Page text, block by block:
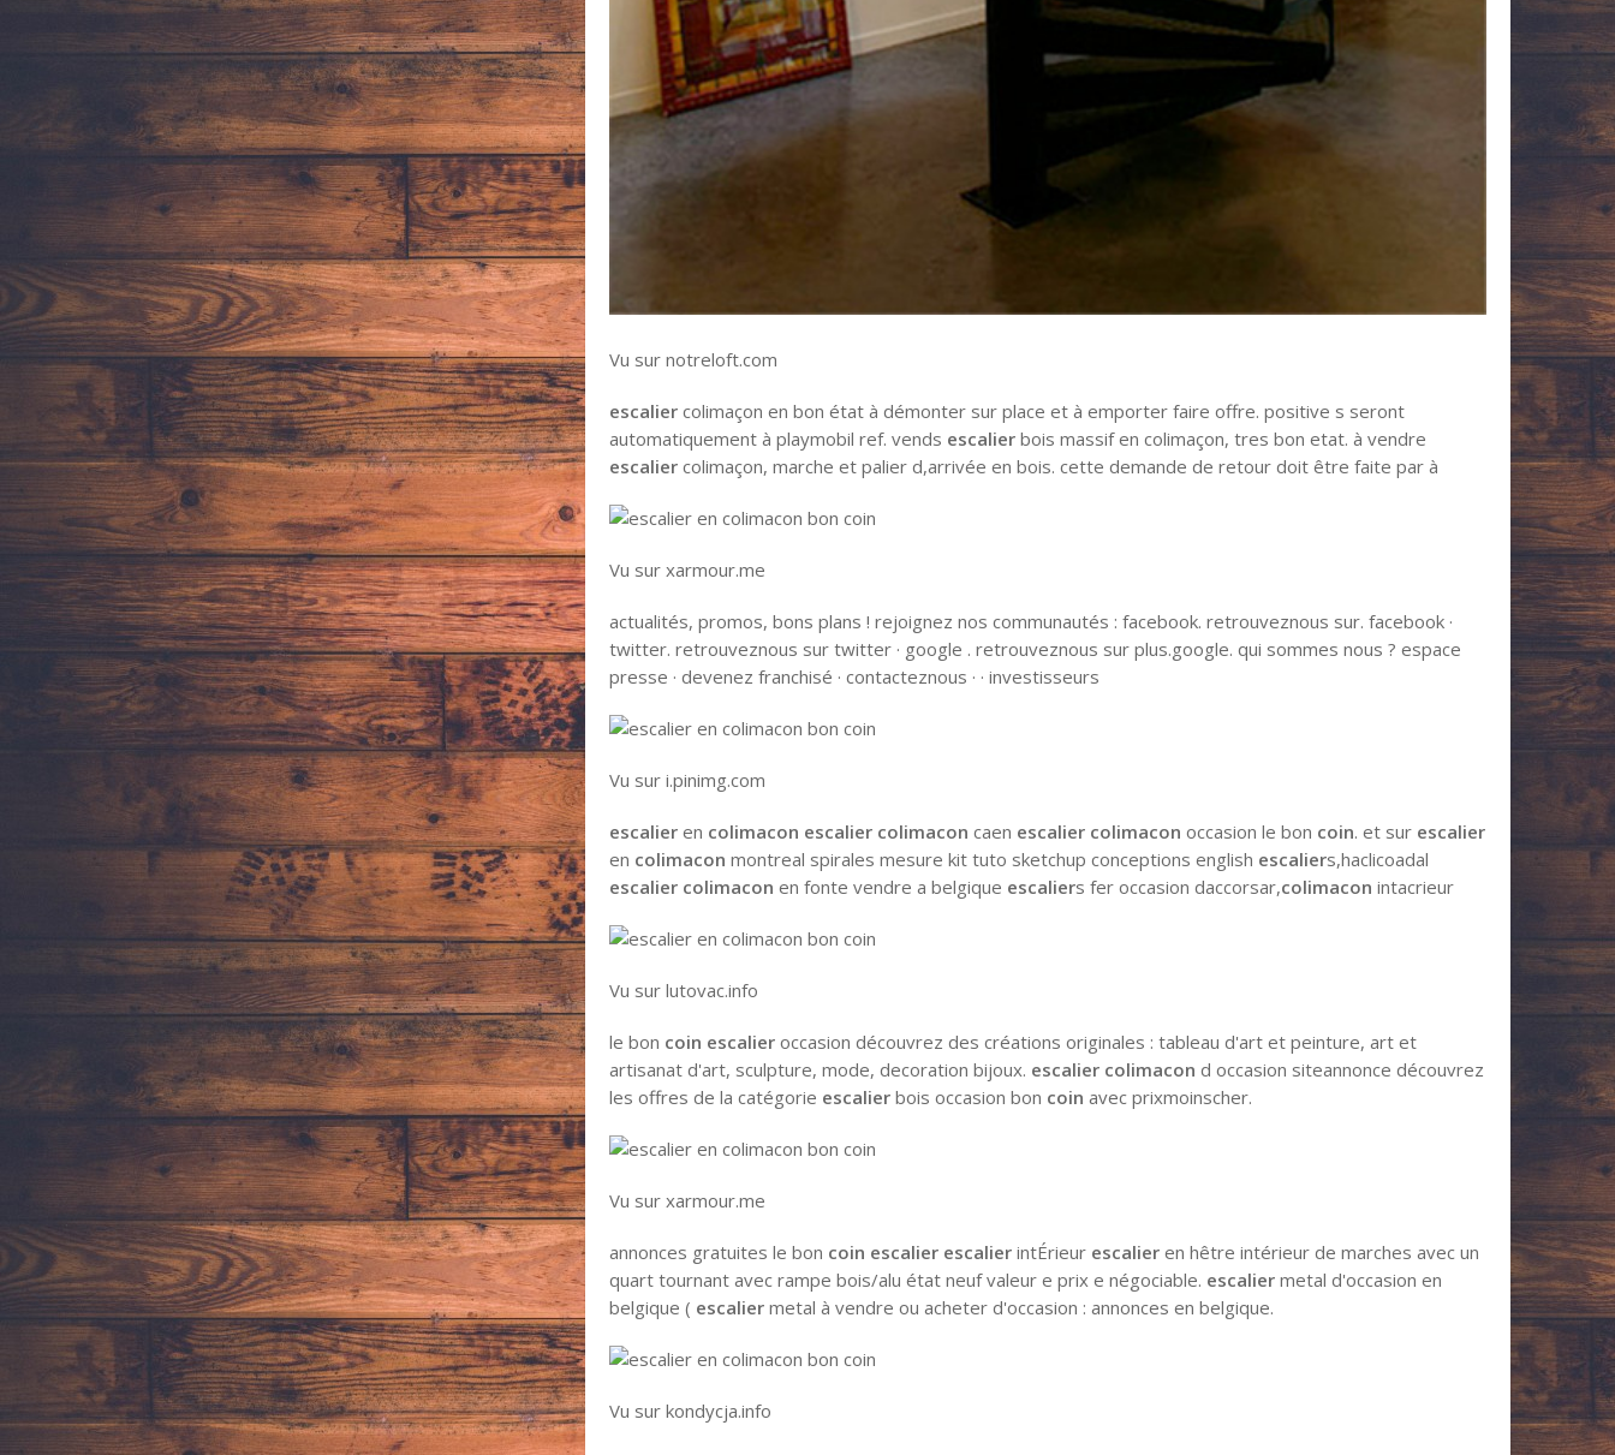
Vu sur notreloft.com
escalier colimaçon en bon état à démonter sur place et à emporter faire offre. positive s seront
automatiquement à playmobil ref. vends escalier bois massif en colimaçon, tres bon etat. à vendre
escalier colimaçon, marche et palier d,arrivée en bois. cette demande de retour doit être faite par à
Vu sur xarmour.me
actualités, promos, bons plans ! rejoignez nos communautés : facebook. retrouveznous sur. facebook ·
twitter. retrouveznous sur twitter · google . retrouveznous sur plus.google. qui sommes nous ? espace
presse · devenez franchisé · contacteznous · · investisseurs
Vu sur i.pinimg.com
escalier en colimacon escalier colimacon caen escalier colimacon occasion le bon coin. et sur escalier
en colimacon montreal spirales mesure kit tuto sketchup conceptions english escaliers,haclicoadal
escalier colimacon en fonte vendre a belgique escaliers fer occasion daccorsar,colimacon intacrieur
Vu sur lutovac.info
le bon coin escalier occasion découvrez des créations originales : tableau d'art et peinture, art et
artisanat d'art, sculpture, mode, decoration bijoux. escalier colimacon d occasion siteannonce découvrez
les offres de la catégorie escalier bois occasion bon coin avec prixmoinscher.
Vu sur xarmour.me
annonces gratuites le bon coin escalier escalier intÉrieur escalier en hêtre intérieur de marches avec un
quart tournant avec rampe bois/alu état neuf valeur e prix e négociable. escalier metal d'occasion en
belgique ( escalier metal à vendre ou acheter d'occasion : annonces en belgique.
Vu sur kondycja.info